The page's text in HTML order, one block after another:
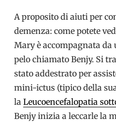
A proposito di aiuti per
demenza: come potete
Mary è accompagnata
pelo chiamato Benjy. Si
stato addestrato per
mini-ictus (tipico della
la Leucoencefalopatia
Benjy inizia a leccarle la